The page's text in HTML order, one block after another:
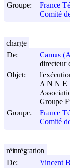
Groupe:
France
Comité
De:
Camus
directeur
Objet:
A N N E
Groupe
Groupe:
France
Comité
charge
De:
Vincent
réintégration